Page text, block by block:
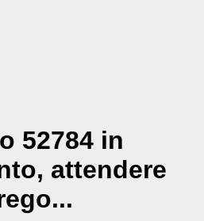
52784 in
attendere